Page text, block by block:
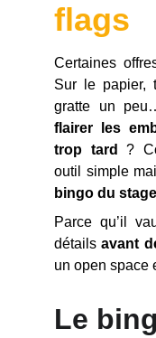
flags
Certaines
Sur le papier,
gratte un
flairer les
trop tard
?
outil simple
bingo du stage
Parce qu’il
détailsavant
un open space
Le